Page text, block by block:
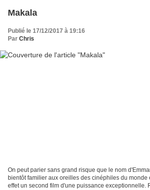
Makala
Publié le 17/12/2017 à 19:16
Par Chris
On peut parier sans grand risque que le nom
bientôt familier aux oreilles des cinéphiles du monde
effet un second film d'une puissance exceptionnelle.